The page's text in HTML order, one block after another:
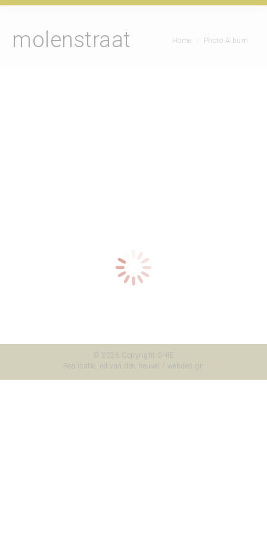
molenstraat Je bent hier:
Home Photo Album
© 2026 Copyright SHIE
Realisatie: ed van den heuvel / webdesign